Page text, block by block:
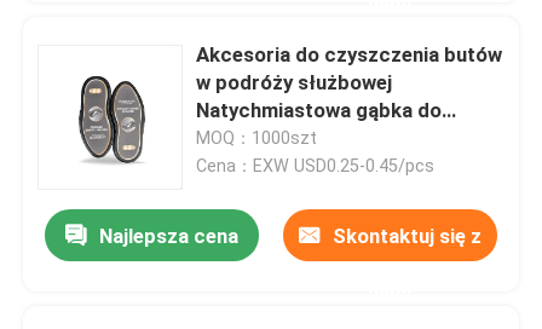
Akcesoria do czyszczenia butów
w podróży służbowej
Natychmiastowa gąbka do
czyszczenia butów OEM
MOQ：1000szt
Cena：EXW USD0.25-0.45/pcs
Najlepsza cena Skontaktuj się z